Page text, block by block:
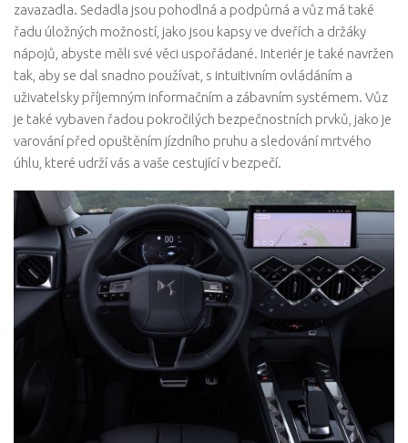
zavazadla. Sedadla jsou pohodlná a podpůrná a vůz má také
řadu úložných možností, jako jsou kapsy ve dveřích a držáky
nápojů, abyste měli své věci uspořádané. Interiér je také navržen
tak, aby se dal snadno používat, s intuitivním ovládáním a
uživatelsky příjemným informačním a zábavním systémem. Vůz
je také vybaven řadou pokročilých bezpečnostních prvků, jako je
varování před opuštěním jízdního pruhu a sledování mrtvého
úhlu, které udrží vás a vaše cestující v bezpečí.